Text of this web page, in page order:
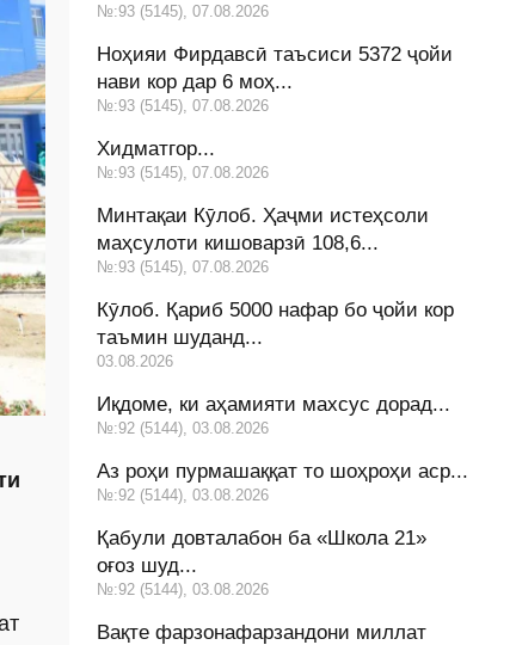
№:93 (5145), 07.08.2026
Ноҳияи Фирдавсӣ таъсиси 5372 ҷойи
нави кор дар 6 моҳ...
№:93 (5145), 07.08.2026
Хидматгор...
№:93 (5145), 07.08.2026
Минтақаи Кӯлоб. Ҳаҷми истеҳсоли
маҳсулоти кишоварзӣ 108,6...
№:93 (5145), 07.08.2026
Кӯлоб. Қариб 5000 нафар бо ҷойи кор
таъмин шуданд...
03.08.2026
Иқдоме, ки аҳамияти махсус дорад...
№:92 (5144), 03.08.2026
Аз роҳи пурмашаққат то шоҳроҳи аср...
№:92 (5144), 03.08.2026
Қабули довталабон ба «Школа 21»
оғоз шуд...
№:92 (5144), 03.08.2026
Вақте фарзонафарзандони миллат